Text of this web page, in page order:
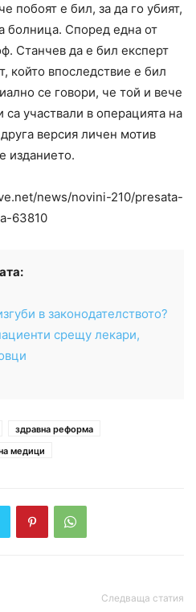
побоят е бил, за да го убият,
болница. Според една от
Станчев да е бил експерт
който впоследствие е бил
се говори, че той и вече
участвали в операцията на
версия личен мотив
изданието.
news/novini-210/presata-
63810
в законодателството?
срещу лекари,
здравна реформа
медици
Следваща статия